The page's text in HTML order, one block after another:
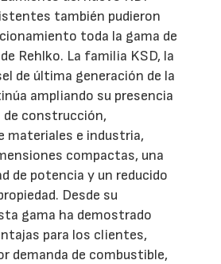
también pudieron
toda la gama de
Rehlko. La familia KSD, la
de última generación de la
ampliando su presencia
de construcción,
materiales e industria,
compactas, una
de potencia y un reducido
Desde su
gama ha demostrado
para los clientes,
demanda de combustible,